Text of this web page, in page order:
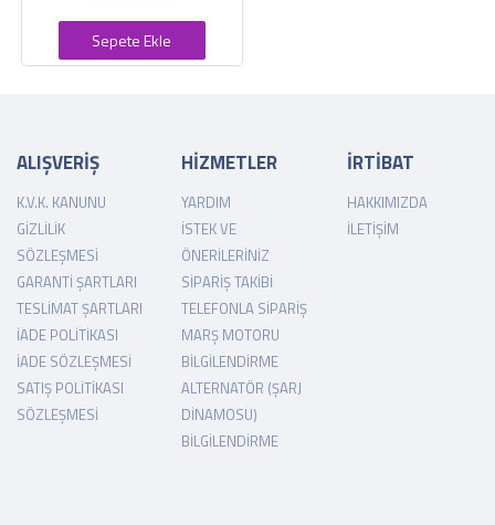
Sepete Ekle
ALIŞVERİŞ
K.V.K. KANUNU
GIZLILIK
SÖZLEŞMESI
GARANTI ŞARTLARI
TESLIMAT ŞARTLARI
İADE POLITIKASI
İADE SÖZLEŞMESI
SATIŞ POLITIKASI
SÖZLEŞMESI
HİZMETLER
YARDIM
İSTEK VE
ÖNERILERINIZ
SIPARIŞ TAKIBI
TELEFONLA SIPARIŞ
MARŞ MOTORU
BILGILENDIRME
ALTERNATÖR (ŞARJ
DINAMOSU)
BILGILENDIRME
İRTİBAT
HAKKIMIZDA
İLETIŞIM